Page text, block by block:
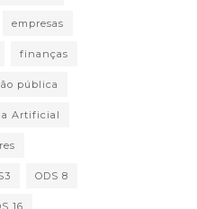
empresas
finanças
pública
Artificial
ODS 8
16